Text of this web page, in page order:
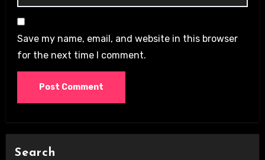
Save my name, email, and website in this browser
for the next time I comment.
Search